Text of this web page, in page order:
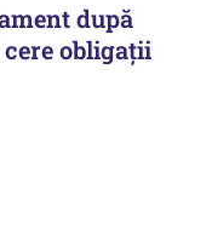
după
obligații